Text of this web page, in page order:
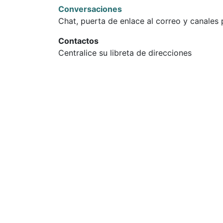
Conversaciones
Chat, puerta de enlace al correo y canales
Contactos
Centralice su libreta de direcciones